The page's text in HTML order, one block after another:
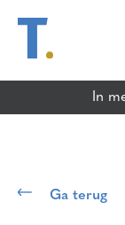
In
Ga terug